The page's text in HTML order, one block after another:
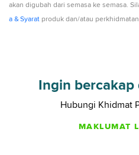
Products and Services
akan digubah dari semasa ke semasa.
a & Syarat produk dan/atau
Ingin bercakap
Hubungi Khidmat
MAKLUMAT